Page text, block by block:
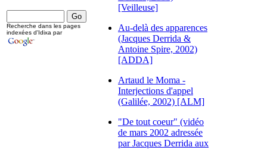
[Veilleuse]
Au-delà des apparences
(Jacques Derrida &
Antoine Spire, 2002)
[ADDA]
Artaud le Moma -
Interjections d'appel
(Galilée, 2002) [ALM]
"De tout coeur" (vidéo
de mars 2002 adressée
par Jacques Derrida aux
Recherche dans les pages
indexées d'Idixa par